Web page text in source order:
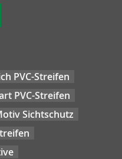
PVC-Streifen
PVC-Streifen
Sichtschutz